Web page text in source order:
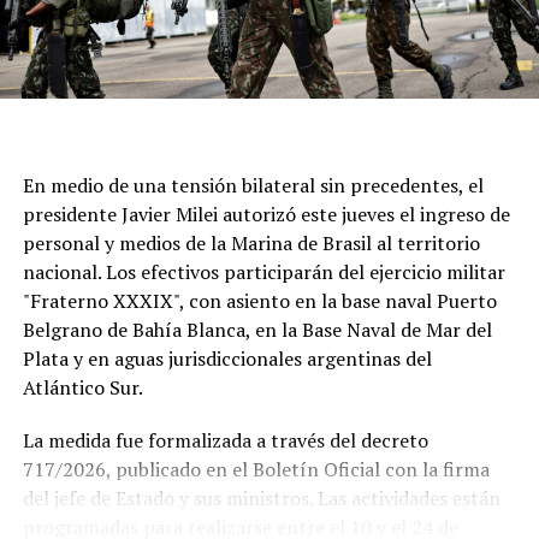
En medio de una tensión bilateral sin precedentes, el
presidente Javier Milei autorizó este jueves el ingreso de
personal y medios de la Marina de Brasil al territorio
nacional. Los efectivos participarán del ejercicio militar
"Fraterno XXXIX", con asiento en la base naval Puerto
Belgrano de Bahía Blanca, en la Base Naval de Mar del
Plata y en aguas jurisdiccionales argentinas del
Atlántico Sur.
La medida fue formalizada a través del decreto
717/2026, publicado en el Boletín Oficial con la firma
del jefe de Estado y sus ministros. Las actividades están